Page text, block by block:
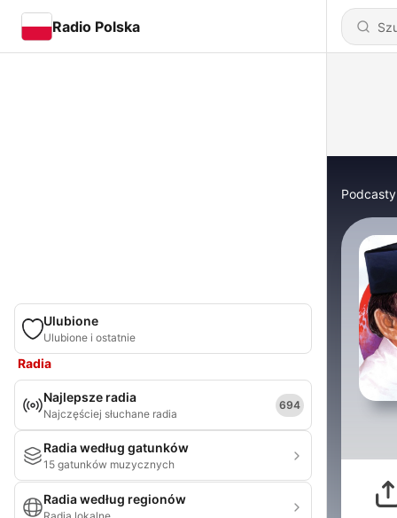
Radio Polska
Ulubione
Ulubione i ostatnie
Radia
Najlepsze radia
Najczęściej słuchane radia
694
Radia według gatunków
15 gatunków muzycznych
Radia według regionów
Podcasty